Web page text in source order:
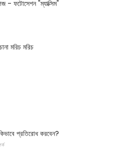
- ফটোসেশন "ম্যাক্সিম"
মরিচ মরিচ
প্রতিরোধ করবেন?